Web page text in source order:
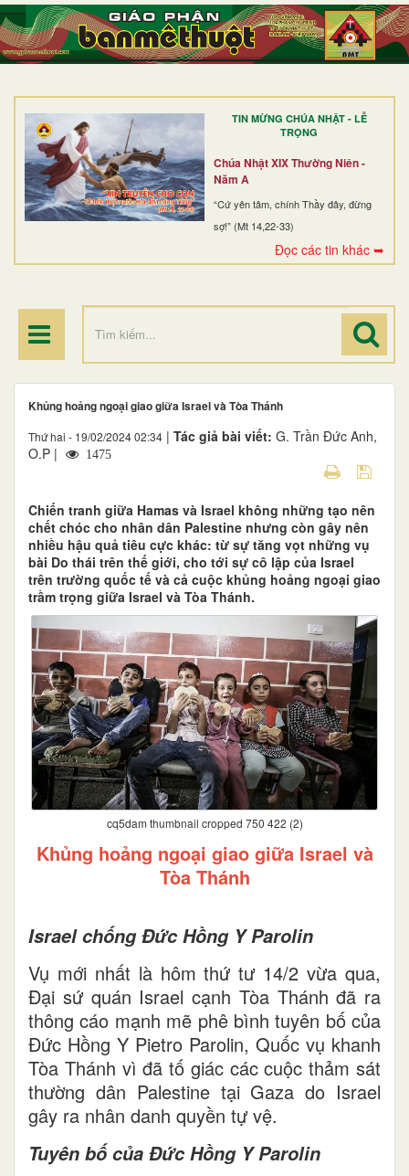
TIN MỪNG CHÚA NHẬT - LỄ
TRỌNG
Chúa Nhật XIX Thường Niên -
Năm A
“Cứ yên tâm, chính Thầy đây, đừng
sợ!” (Mt 14,22-33)
Đọc các tin khác ➥
TRANG NHẤT
GIỚI THIỆU
DÒNG TU
BAN MỤC VỤ
ĐOÀN THỂ CG
ĐIỂM HÀNH HƯƠNG
Khủng hoảng ngoại giao giữa Israel và Tòa Thánh
Thứ hai - 19/02/2024 02:34 | Tác giả bài viết: G. Trần Đức Anh,
O.P |
1475
Chiến tranh giữa Hamas và Israel không những tạo nên
chết chóc cho nhân dân Palestine nhưng còn gây nên
nhiều hậu quả tiêu cực khác: từ sự tăng vọt những vụ
bài Do thái trên thế giới, cho tới sự cô lập của Israel
trên trường quốc tế và cả cuộc khủng hoảng ngoại giao
trầm trọng giữa Israel và Tòa Thánh.
cq5dam thumbnail cropped 750 422 (2)
Khủng hoảng ngoại giao giữa Israel và
Tòa Thánh
Israel chống Đức Hồng Y Parolin
Vụ mới nhất là hôm thứ tư 14/2 vừa qua,
Đại sứ quán Israel cạnh Tòa Thánh đã ra
thông cáo mạnh mẽ phê bình tuyên bố của
Đức Hồng Y Pietro Parolin, Quốc vụ khanh
Tòa Thánh vì đã tố giác các cuộc thảm sát
thường dân Palestine tại Gaza do Israel
gây ra nhân danh quyền tự vệ.
Tuyên bố của Đức Hồng Y Parolin